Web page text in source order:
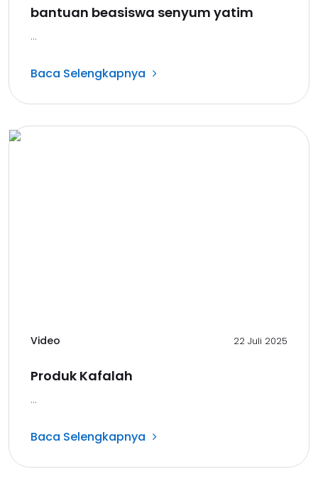
bantuan beasiswa senyum yatim
...
Baca Selengkapnya
Video 22 Juli 2025
Produk Kafalah
...
Baca Selengkapnya